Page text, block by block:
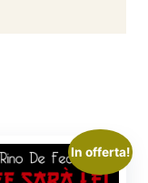
In offerta!